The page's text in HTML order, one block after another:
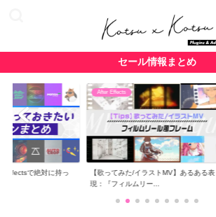
セール情報まとめ
Effectsで絶対に持っ
After Effects
【歌ってみた/イラストMV】あるある表
現：『フィルムリー...